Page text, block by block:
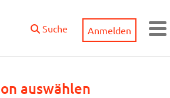
Suche Anmelden
auswählen